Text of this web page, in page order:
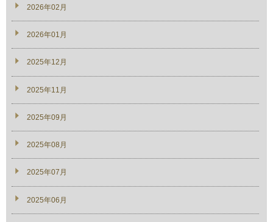
2026年02月
2026年01月
2025年12月
2025年11月
2025年09月
2025年08月
2025年07月
2025年06月